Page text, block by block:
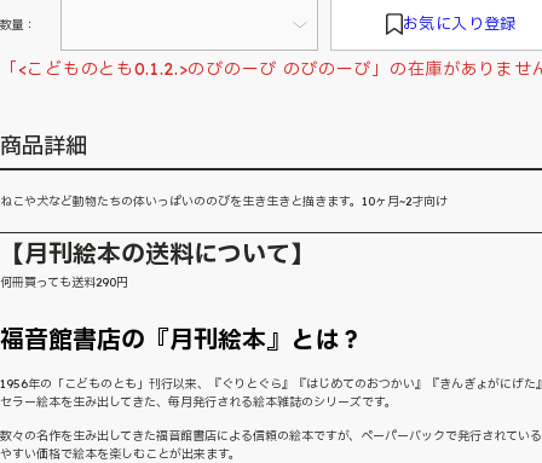
数量： お気に入り登録
「<こどものとも0.1.2.>のびのーび のびのーび」の在庫がありませ
商品詳細
ねこや犬など動物たちの体いっぱいののびを生き生きと描きます。10ヶ月~2才向け
【月刊絵本の送料について】
何冊買っても送料290円
福音館書店の『月刊絵本』とは？
1956年の「こどものとも」刊行以来、『ぐりとぐら』『はじめてのおつかい』『きんぎょがにげた
セラー絵本を生み出してきた、毎月発行される絵本雑誌のシリーズです。
数々の名作を生み出してきた福音館書店による信頼の絵本ですが、ペーパーバックで発行されてい
やすい価格で絵本を楽しむことが出来ます。